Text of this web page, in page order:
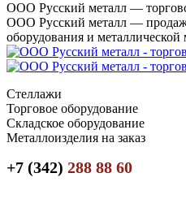
ООО Русский металл —
ООО Русский металл —
оборудования и
Стеллажи
Торговое оборудование
Складское оборудование
Металлоизделия на заказ
+7 (342) 288 88 60